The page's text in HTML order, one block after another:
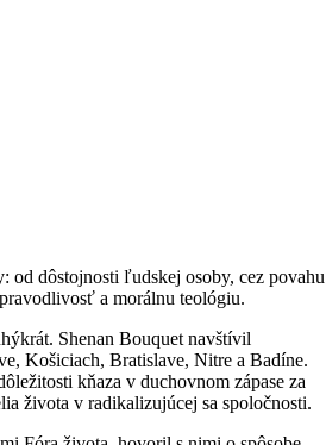
od dôstojnosti ľudskej osoby, cez povahu
a morálnu teológiu.
Shenan Bouquet navštívil
Košiciach, Bratislave, Nitre a Badíne.
kňaza v duchovnom zápase za
života v radikalizujúcej sa spoločnosti.